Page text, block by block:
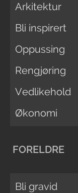
Arkitektur
Bli inspirert
Oppussing
Rengjøring
Vedlikehold
Økonomi
FORELDRE
Bli gravid